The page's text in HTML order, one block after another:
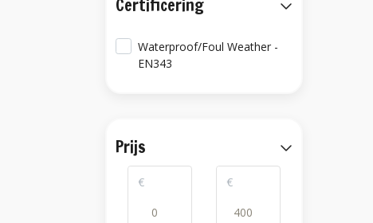
Certificering
Waterproof/Foul Weather -
EN343
Prijs
€ €